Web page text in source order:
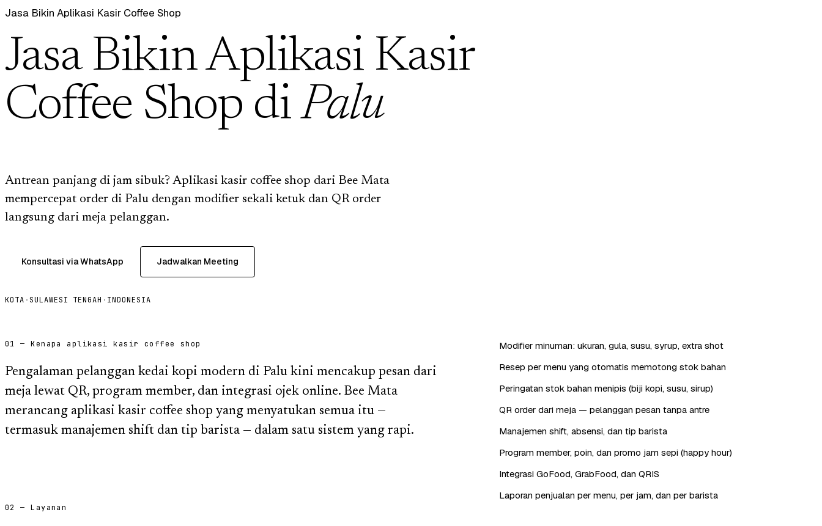
Jasa Bikin Aplikasi Kasir Coffee Shop
Jasa Bikin Aplikasi Kasir
Coffee Shop diPalu
Antrean panjang di jam sibuk? Aplikasi kasir coffee shop dari Bee Mata
mempercepat order di Palu dengan modifier sekali ketuk dan QR order
langsung dari meja pelanggan.
Konsultasi via WhatsApp Jadwalkan Meeting
KOTA · SULAWESI TENGAH · INDONESIA
01 — Kenapa aplikasi kasir coffee shop
Pengalaman pelanggan kedai kopi modern di Palu kini mencakup pesan dari
meja lewat QR, program member, dan integrasi ojek online. Bee Mata
merancang aplikasi kasir coffee shop yang menyatukan semua itu —
termasuk manajemen shift dan tip barista — dalam satu sistem yang rapi.
Modifier minuman: ukuran, gula, susu, syrup, extra shot
Resep per menu yang otomatis memotong stok bahan
Peringatan stok bahan menipis (biji kopi, susu, sirup)
QR order dari meja — pelanggan pesan tanpa antre
Manajemen shift, absensi, dan tip barista
Program member, poin, dan promo jam sepi (happy hour)
Integrasi GoFood, GrabFood, dan QRIS
Laporan penjualan per menu, per jam, dan per barista
02 — Layanan